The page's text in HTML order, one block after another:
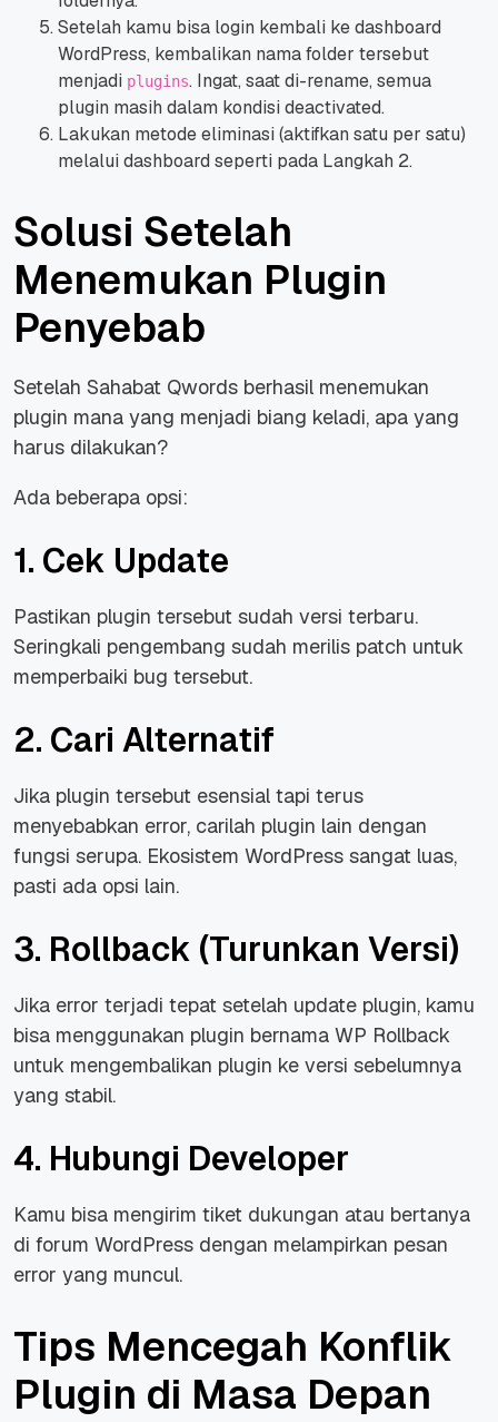
Setelah kamu bisa login kembali ke dashboard
WordPress, kembalikan nama folder tersebut
menjadi plugins. Ingat, saat di-rename, semua
plugin masih dalam kondisi deactivated.
Lakukan metode eliminasi (aktifkan satu per satu)
melalui dashboard seperti pada Langkah 2.
Solusi Setelah
Menemukan Plugin
Penyebab
Setelah Sahabat Qwords berhasil menemukan
plugin mana yang menjadi biang keladi, apa yang
harus dilakukan?
Ada beberapa opsi:
1. Cek Update
Pastikan plugin tersebut sudah versi terbaru.
Seringkali pengembang sudah merilis patch untuk
memperbaiki bug tersebut.
2. Cari Alternatif
Jika plugin tersebut esensial tapi terus
menyebabkan error, carilah plugin lain dengan
fungsi serupa. Ekosistem WordPress sangat luas,
pasti ada opsi lain.
3. Rollback (Turunkan Versi)
Jika error terjadi tepat setelah update plugin, kamu
bisa menggunakan plugin bernama WP Rollback
untuk mengembalikan plugin ke versi sebelumnya
yang stabil.
4. Hubungi Developer
Kamu bisa mengirim tiket dukungan atau bertanya
di forum WordPress dengan melampirkan pesan
error yang muncul.
Tips Mencegah Konflik
Plugin di Masa Depan